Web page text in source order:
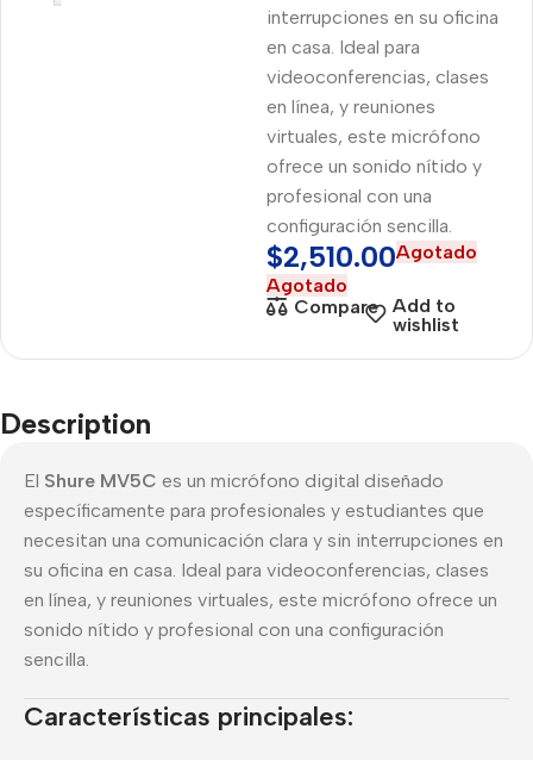
interrupciones en su oficina
en casa. Ideal para
videoconferencias, clases
en línea, y reuniones
virtuales, este micrófono
ofrece un sonido nítido y
profesional con una
configuración sencilla.
$2,510.00Agotado
Agotado
Compare
Add to
wishlist
Description
El Shure MV5C es un micrófono digital diseñado
específicamente para profesionales y estudiantes que
necesitan una comunicación clara y sin interrupciones en
su oficina en casa. Ideal para videoconferencias, clases
en línea, y reuniones virtuales, este micrófono ofrece un
sonido nítido y profesional con una configuración
sencilla.
Características principales: